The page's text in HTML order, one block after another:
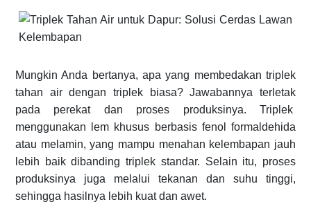
Mungkin Anda bertanya, apa yang membedakan triplek
tahan air dengan triplek biasa? Jawabannya terletak
pada perekat dan proses produksinya. Triplek
menggunakan lem khusus berbasis fenol formaldehida
atau melamin, yang mampu menahan kelembapan jauh
lebih baik dibanding triplek standar. Selain itu, proses
produksinya juga melalui tekanan dan suhu tinggi,
sehingga hasilnya lebih kuat dan awet.